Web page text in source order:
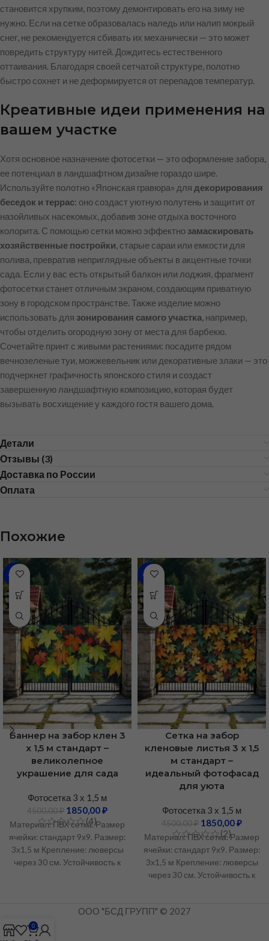
становится хрупким, поэтому демонтировать его на зиму не
нужно. Если на сетке образовалась наледь или налип мокрый
снег, не рекомендуется сбивать их механически — это может
повредить структуру нитей. Дождитесь естественного
оттаивания. Благодаря своей сетчатой структуре, полотно
быстро сохнет и не деформируется от перепадов температур.
Креативные идеи применения на
вашем участке
Хотя основное назначение фотосетки — это оформление забора,
ее потенциал в ландшафтном дизайне гораздо шире.
Используйте полотно «Японская гравюра» для декорирования
беседок и террас: оно создаст уютную полутень и защитит от
назойливых насекомых, добавив зоне отдыха восточного
колорита. С помощью сетки можно эффектно замаскировать
хозяйственные постройки, старые сараи или емкости для
полива, превратив неприглядные объекты в акцентные точки
сада. Если у вас есть открытый балкон или лоджия, фрагмент
фотосетки станет отличным экраном, создающим приватную
зону в городском пространстве. Также изделие можно
использовать для зонирования самого участка, например,
чтобы отделить огородную зону от места для барбекю.
Сочетайте принт с живыми растениями: посадите рядом
вечнозеленые туи, можжевельник или декоративные злаки — это
подчеркнет графичность японского стиля и создаст
завершенную ландшафтную композицию, которая будет
вызывать восхищение у каждого гостя вашего дома.
Детали
Отзывы (3)
Доставка по России
Оплата
Похожие
-59%
Баннер на забор клен 3
х 1,5 м стандарт –
великолепное
украшение для сада
Фотосетка 3 х 1,5 м
4500,00₽ 1850,00₽
(4)
Материал: ПВХ сетка. Размер
ячейки: стандарт 9х9. Размер:
3х1,5 м Крепление: люверсы
через 30 см. Устойчивость к
🏷️ Напрямую
производителя —
экономия до 49%
-59%
Сетка на забор
кленовые листья 3 х 1,5
м стандарт –
идеальный фотофасад
для уюта
Фотосетка 3 х 1,5 м
4500,00₽ 1850,00₽
(2)
Материал: ПВХ сетка. Размер
ячейки: стандарт 9х9. Размер:
3х1,5 м Крепление: люверсы
через 30 см. Устойчивость к
диапазон: От -50°C до +60°C.
ООО "БСД ГРУПП" © 2027
0